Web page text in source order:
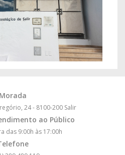
Morada
24 - 8100-200 Salir
ao Público
das 9:00h às 17:00h